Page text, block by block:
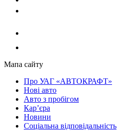
Мапа сайту
Про УАГ «АВТОКРАФТ»
Нові авто
Авто з пробігом
Кар’єра
Новини
Соціальна відповідальність